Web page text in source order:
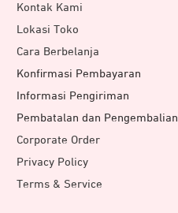
Kontak Kami
Lokasi Toko
Cara Berbelanja
Konfirmasi Pembayaran
Informasi Pengiriman
Pembatalan dan Pengembalian
Corporate Order
Privacy Policy
Terms & Service